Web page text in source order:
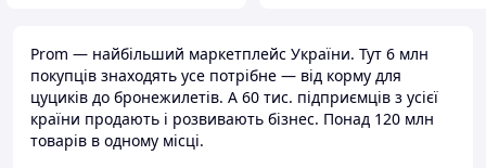
Prom — найбільший маркетплейс України. Тут 6 млн
покупців знаходять усе потрібне — від корму для
цуциків до бронежилетів. А 60 тис. підприємців з усієї
країни продають і розвивають бізнес. Понад 120 млн
товарів в одному місці.